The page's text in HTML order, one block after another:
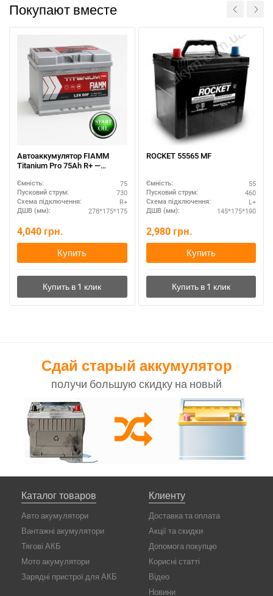
Покупают вместе
Автоаккумулятор FIAMM
Titanium Pro 75Ah R+ —
Ємність: 75
Пусковий струм: 730
Схема підключення: R+
ДШВ (мм): 278*175*175
4,040 грн.
Купить
ROCKET 55565 MF
Ємність: 55
Пусковий струм: 460
Схема підключення: L+
ДШВ (мм): 145*175*190
2,980 грн.
Купить
Сдай старый аккумулятор
получи большую скидку на новый
Каталог товаров
Авто акумулятори
Вантажні акумулятори
Тягові АКБ
Мото акумулятори
Зарядні пристрої для АКБ
Клиенту
Доставка та оплата
Акції та скидки
Допомога покупцю
Корисні статті
Відео
Новини